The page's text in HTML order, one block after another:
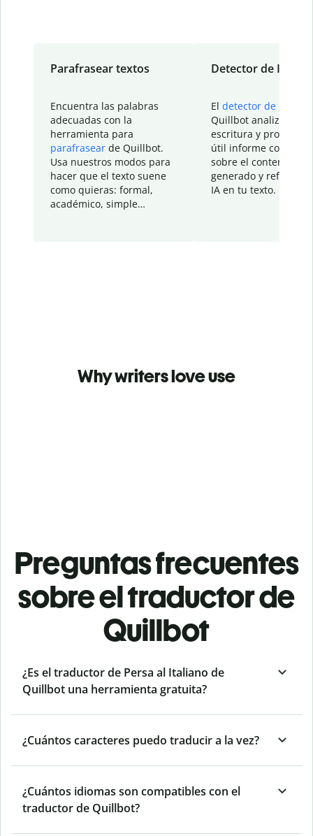
Parafrasear textos
Encuentra las palabras
adecuadas con la
herramienta para
parafrasear de Quillbot.
Usa nuestros modos para
hacer que el texto suene
como quieras: formal,
académico, simple…
Detector de IA
El detector de IA
Quillbot analiza tu
escritura y
útil informe con
sobre el contenido
generado y refinado
IA en tu texto.
Why writers love use
Preguntas frecuentes
sobre el traductor de
Quillbot
¿Es el traductor de Persa al Italiano de
Quillbot una herramienta gratuita?
¿Cuántos caracteres puedo traducir a la vez?
¿Cuántos idiomas son compatibles con el
traductor de Quillbot?